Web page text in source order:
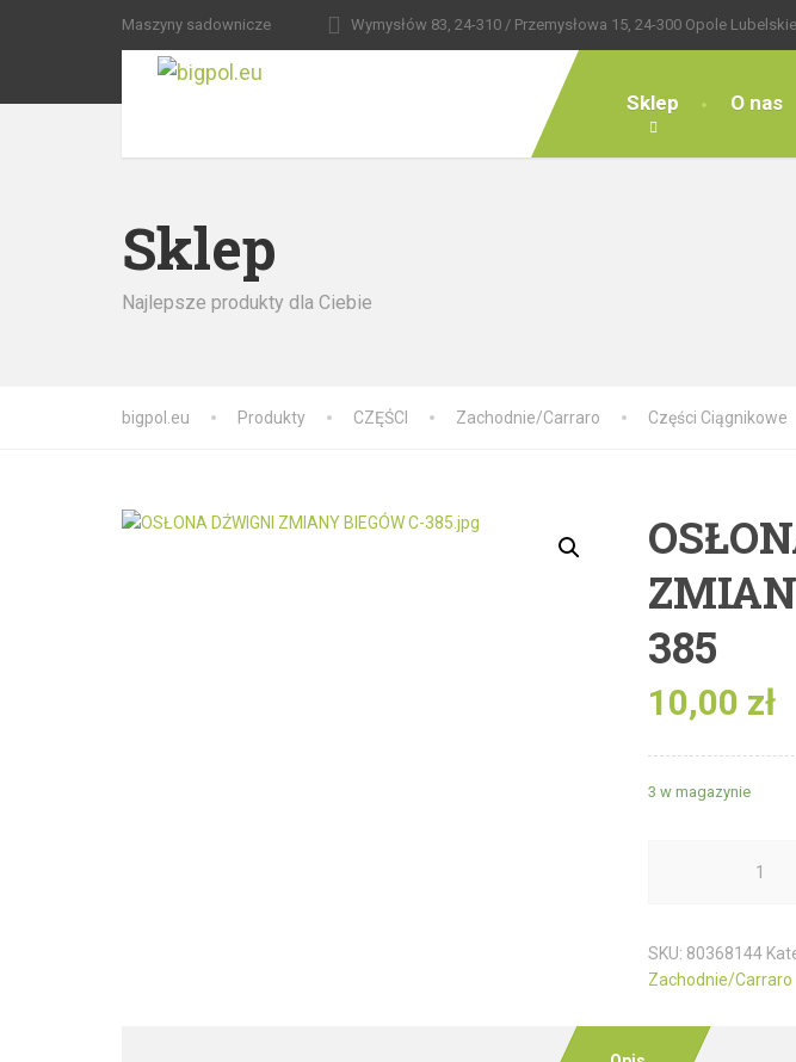
Maszyny sadownicze Wymysłów 83, 24-310 / Przemysłowa 15, 24-300 Opole Lubelskie
Sklep O nas
Sklep
Najlepsze produkty dla Ciebie
bigpol.eu Produkty CZĘŚCI Zachodnie/Carraro Części Ciągnikowe
385
10,00 zł
3 w magazynie
SKU: 80368144
Zachodnie/Carraro